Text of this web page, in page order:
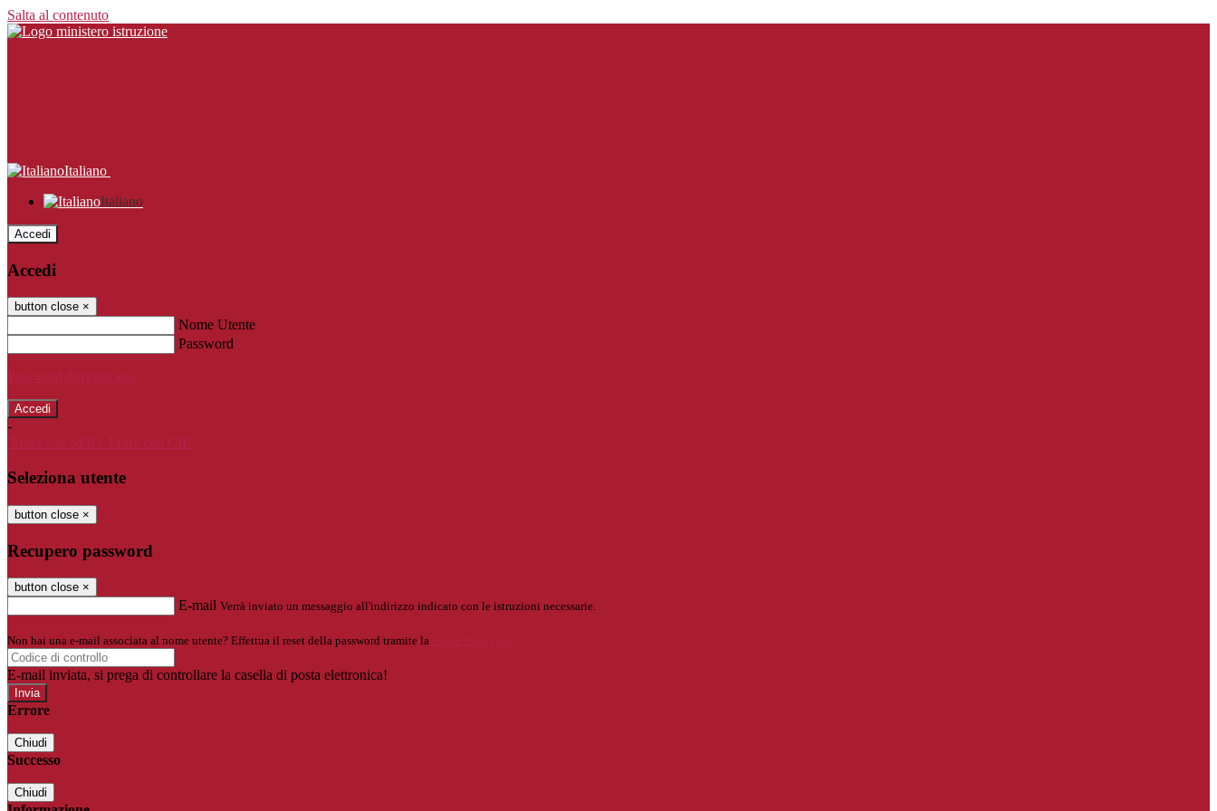
Salta al contenuto
Italiano
Italiano
Accedi
Accedi
button close ×
Nome Utente
Password
Password dimenticata?
-
Entra con SPID
Entra con CIE
Seleziona utente
button close ×
Recupero password
button close ×
E-mail Verrà inviato un messaggio all'indirizzo indicato con le istruzioni necessarie.
Non hai una e-mail associata al nome utente? Effettua il reset della password tramite la Login Spaggiari
E-mail inviata, si prega di controllare la casella di posta elettronica!
Errore
Chiudi
Successo
Chiudi